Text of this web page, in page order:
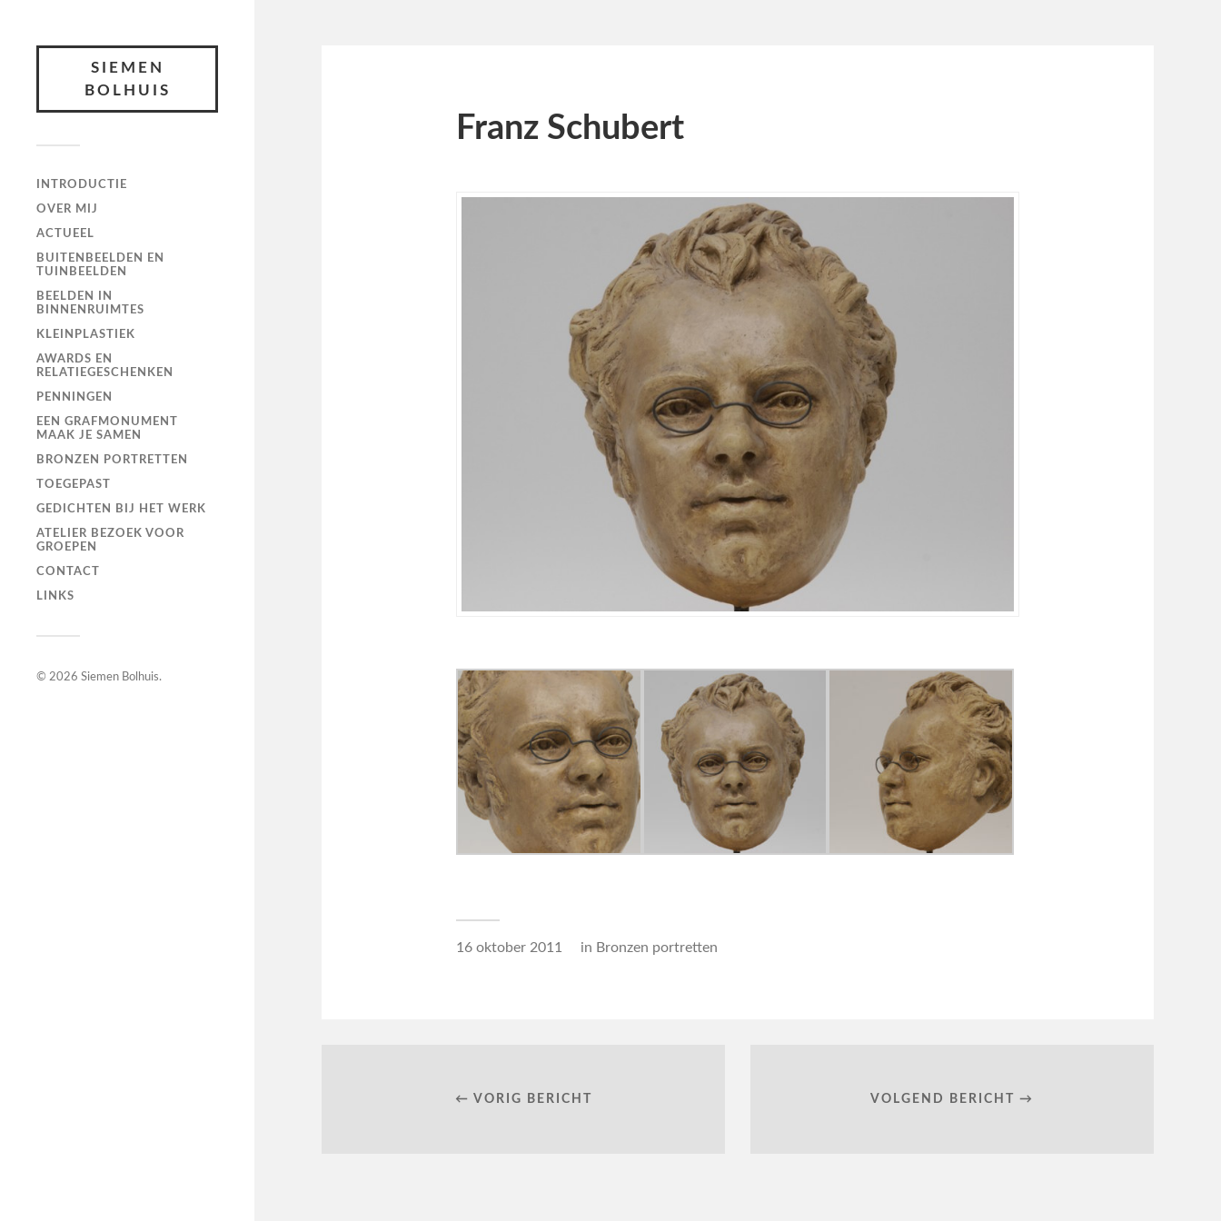
SIEMEN
BOLHUIS
INTRODUCTIE
OVER MIJ
ACTUEEL
BUITENBEELDEN EN
TUINBEELDEN
BEELDEN IN
BINNENRUIMTES
KLEINPLASTIEK
AWARDS EN
RELATIEGESCHENKEN
PENNINGEN
EEN GRAFMONUMENT
MAAK JE SAMEN
BRONZEN PORTRETTEN
TOEGEPAST
GEDICHTEN BIJ HET WERK
ATELIER BEZOEK VOOR
GROEPEN
CONTACT
LINKS
© 2026 Siemen Bolhuis.
Franz Schubert
16 oktober 2011 in Bronzen portretten
← VORIG BERICHT VOLGEND BERICHT →